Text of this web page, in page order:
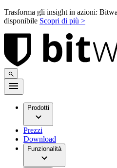
Trasforma gli insight in azioni:
disponibile Scopri di più >
Prodotti
Prezzi
Download
Funzionalità